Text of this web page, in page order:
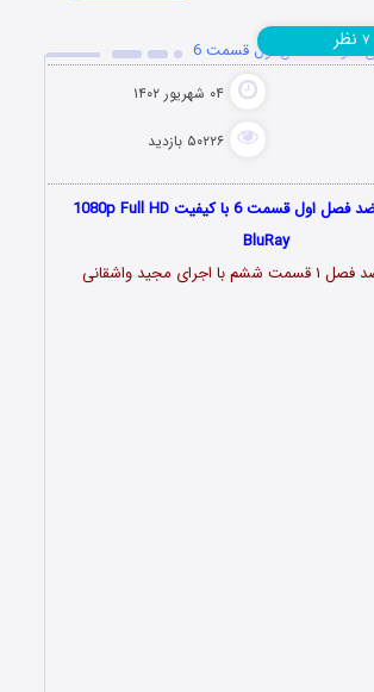
شو ضد فصل اول قسمت 6
۰۴ شهریور ۱۴۰۲
۵۰۲۲۶ بازدید
نظر
دانلود سریال ضد فصل اول قسمت 6 با کیفیت 1080p Full HD
BluRay
مجید واشقانی